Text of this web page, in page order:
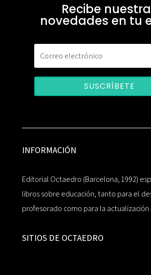
Recibe
novedades en tu
SUSCRÍBETE
INFORMACIÓN
Editorial Octaedro (Barcelona, 1992)
libros sobre educación, tanto para el
profesorado como para la
SITIOS DE OCTAEDRO